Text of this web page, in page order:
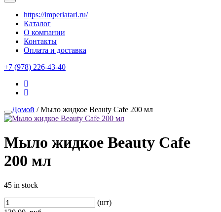
https://imperiatari.ru/
Каталог
О компании
Контакты
Оплата и доставка
+7 (978) 226-43-40
Домой / Мыло жидкое Beauty Cafe 200 мл
Мыло жидкое Beauty Cafe
200 мл
45 in stock
(шт)